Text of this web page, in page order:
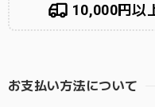
10,000円以
お支払い方法について